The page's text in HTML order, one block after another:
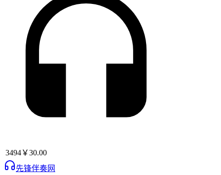
3494￥30.00
先锋伴奏网